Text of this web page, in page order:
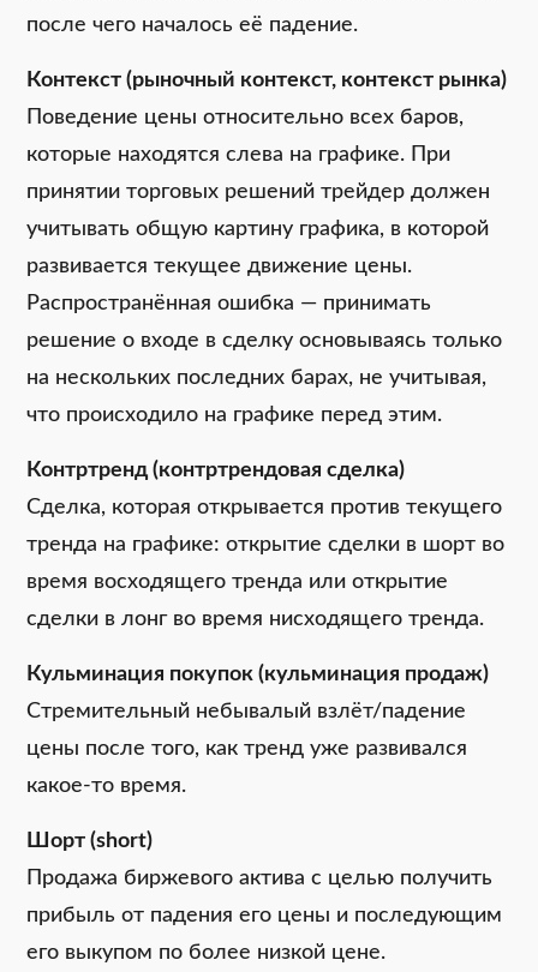
после чего началось её падение.
Контекст (рыночный контекст, контекст рынка)
Поведение цены относительно всех баров,
которые находятся слева на графике. При
принятии торговых решений трейдер должен
учитывать общую картину графика, в которой
развивается текущее движение цены.
Распространённая ошибка — принимать
решение о входе в сделку основываясь только
на нескольких последних барах, не учитывая,
что происходило на графике перед этим.
Контртренд (контртрендовая сделка)
Сделка, которая открывается против текущего
тренда на графике: открытие сделки в шорт во
время восходящего тренда или открытие
сделки в лонг во время нисходящего тренда.
Кульминация покупок (кульминация продаж)
Стремительный небывалый взлёт/падение
цены после того, как тренд уже развивался
какое-то время.
Шорт (short)
Продажа биржевого актива с целью получить
прибыль от падения его цены и последующим
его выкупом по более низкой цене.